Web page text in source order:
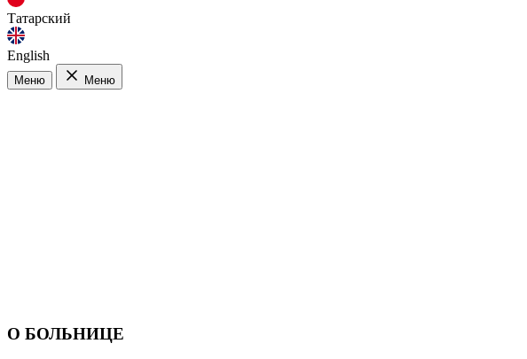
Татарский
English
Меню Меню
О БОЛЬНИЦЕ